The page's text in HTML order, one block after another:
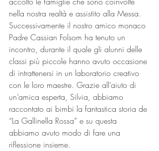
nella nostra realtà e assistito alla Messa.
Successivamente il nostro amico monaco
Padre Cassian Folsom ha tenuto un
incontro, durante il quale gli alunni delle
classi più piccole hanno avuto occasione
di intrattenersi in un laboratorio creativo
con le loro maestre. Grazie all’aiuto di
un’amica esperta, Silvia, abbiamo
raccontato ai bimbi la fantastica storia de
“La Gallinella Rossa” e su questa
abbiamo avuto modo di fare una
riflessione insieme.